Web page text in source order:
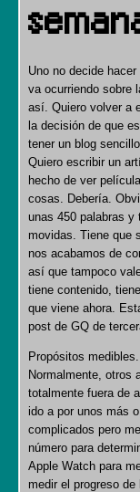
Uno no decide
va ocurriendo sobre
así. Quiero volver a
la decisión de que
tener un blog
Quiero escribir un
hecho de ver
cosas. Debería.
unas 450 palabras y
movidas. Tiene que
nos acabamos de
así que tampoco
tiene contenido,
que viene ahora.
post de GQ de
Propósitos
Normalmente, otros
totalmente fuera de
ido a por unos más
complicados pero
número para
Apple Watch para
medir el progreso